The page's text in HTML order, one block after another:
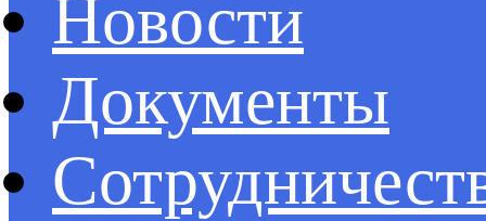
Новости
Документы